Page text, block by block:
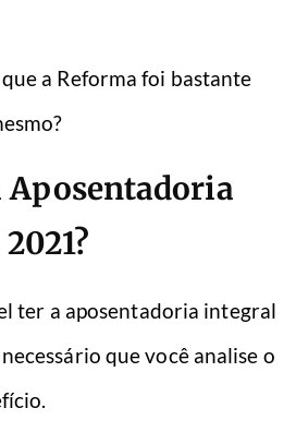
a Reforma foi bastante
Aposentadoria
ter a aposentadoria integral
que você analise o